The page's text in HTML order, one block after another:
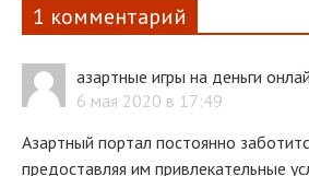
1 комментарий
азартные игры на деньги
6 мая 2020 в 17:49
Азартный портал постоянно
предоставляя им привлекательные